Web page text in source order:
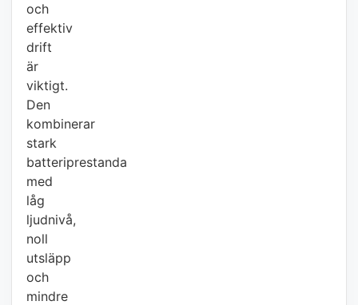
och
effektiv
drift
är
viktigt.
Den
kombinerar
stark
batteriprestanda
med
låg
ljudnivå,
noll
utsläpp
och
mindre